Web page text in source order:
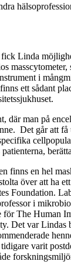
Linda
masscytometer,
i
ett sådant
där man på
Det går att
finns en hel
över att ha
Foundation.
i
för The Human
Det var Lindas
varit